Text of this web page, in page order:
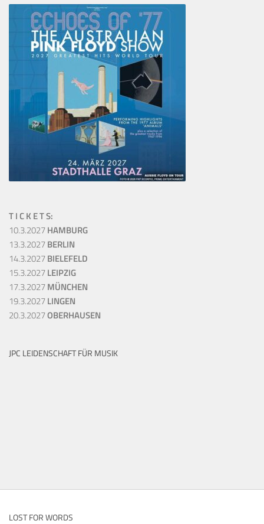
T I C K E T S:
10.3.2027HAMBURG
13.3.2027BERLIN
14.3.2027BIELEFELD
15.3.2027LEIPZIG
17.3.2027MÜNCHEN
19.3.2027LINGEN
20.3.2027OBERHAUSEN
JPC LEIDENSCHAFT FÜR MUSIK
LOST FOR WORDS